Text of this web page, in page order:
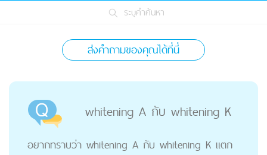
ระบุคำค้นหา
ส่งคำถามของคุณได้ที่นี่
whitening A กับ whitening K
อยากทราบว่า whitening A กับ whitening K แตก